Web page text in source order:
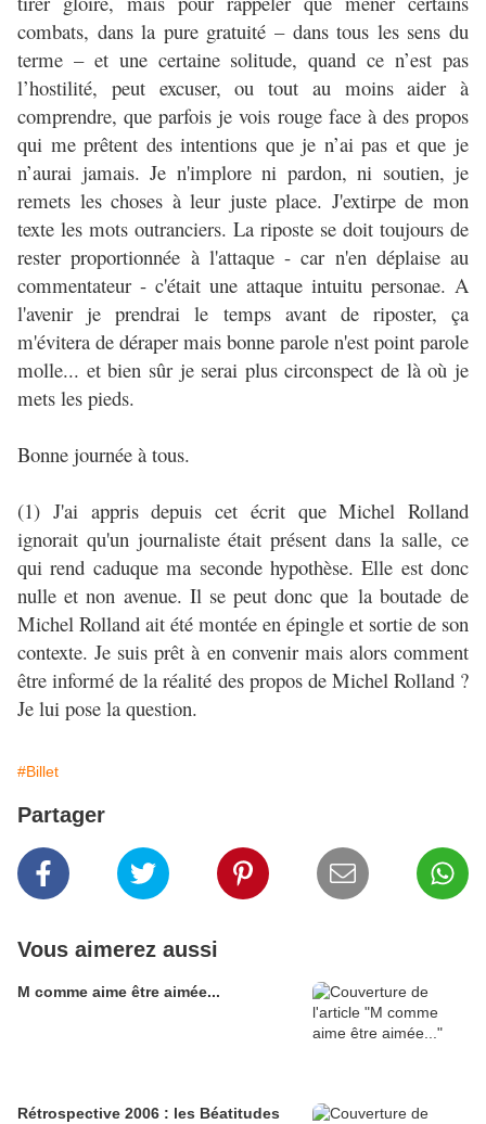
combats, dans la pure gratuité – dans tous les sens du
terme – et une certaine solitude, quand ce n’est pas
l’hostilité, peut excuser, ou tout au moins aider à
comprendre, que parfois je vois rouge face à des propos
qui me prêtent des intentions que je n’ai pas et que je
n’aurai jamais. Je n'implore ni pardon, ni soutien, je
remets les choses à leur juste place. J'extirpe de mon
texte les mots outranciers. La riposte se doit toujours de
rester proportionnée à l'attaque - car n'en déplaise au
commentateur - c'était une attaque intuitu personae. A
l'avenir je prendrai le temps avant de riposter, ça
m'évitera de déraper mais bonne parole n'est point parole
molle... et bien sûr je serai plus circonspect de là où je
mets les pieds.
Bonne journée à tous.
(1) J'ai appris depuis cet écrit que Michel Rolland
ignorait qu'un journaliste était présent dans la salle, ce
qui rend caduque ma seconde hypothèse. Elle est donc
nulle et non avenue. Il se peut donc que la boutade de
Michel Rolland ait été montée en épingle et sortie de son
contexte. Je suis prêt à en convenir mais alors comment
être informé de la réalité des propos de Michel Rolland ?
Je lui pose la question.
#Billet
Partager
Vous aimerez aussi
M comme aime être aimée...
Rétrospective 2006 : les Béatitudes